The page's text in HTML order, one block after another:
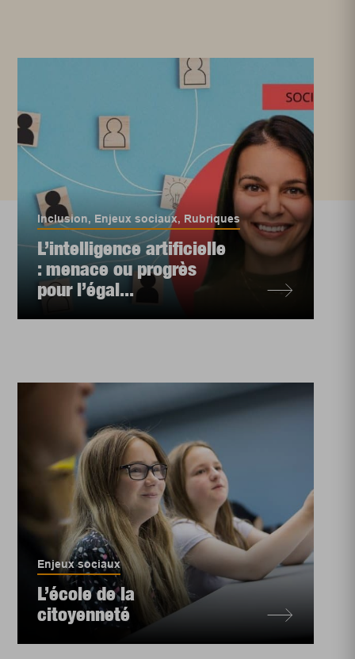
Inclusion, Enjeux sociaux, Rubriques
L’intelligence artificielle
: menace ou progrès
pour l’égal...
Enjeux sociaux
L’école de la
citoyenneté